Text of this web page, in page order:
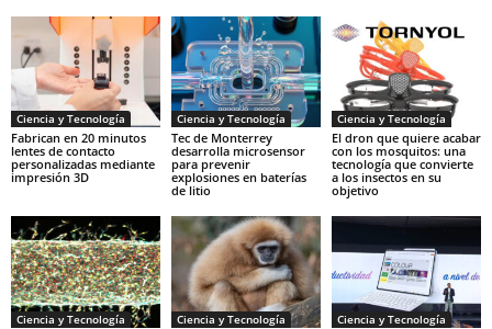
Ciencia y Tecnología
Fabrican en 20 minutos
lentes de contacto
personalizadas mediante
impresión 3D
Ciencia y Tecnología
Tec de Monterrey
desarrolla microsensor
para prevenir
explosiones en baterías
de litio
Ciencia y Tecnología
El dron que quiere acabar
con los mosquitos: una
tecnología que convierte
a los insectos en su
objetivo
Ciencia y Tecnología Ciencia y Tecnología Ciencia y Tecnología